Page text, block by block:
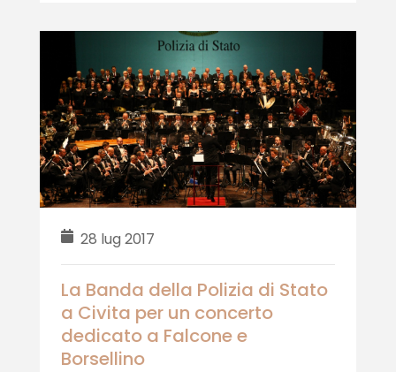
28 lug 2017
La Banda della Polizia di Stato
a Civita per un concerto
dedicato a Falcone e
Borsellino